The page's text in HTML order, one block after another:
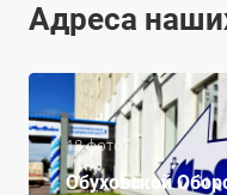
Адреса
18 фото
Обуховской